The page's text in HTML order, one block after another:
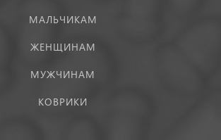
МАЛЬЧИКАМ
ЖЕНЩИНАМ
МУЖЧИНАМ
КОВРИКИ